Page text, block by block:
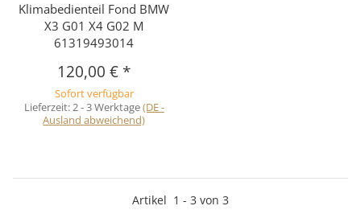
Klimabedienteil Fond BMW
X3 G01 X4 G02 M
61319493014
120,00 € *
Sofort verfügbar
Lieferzeit:2 - 3 Werktage(DE -
Ausland abweichend)
Artikel 1 - 3 von 3